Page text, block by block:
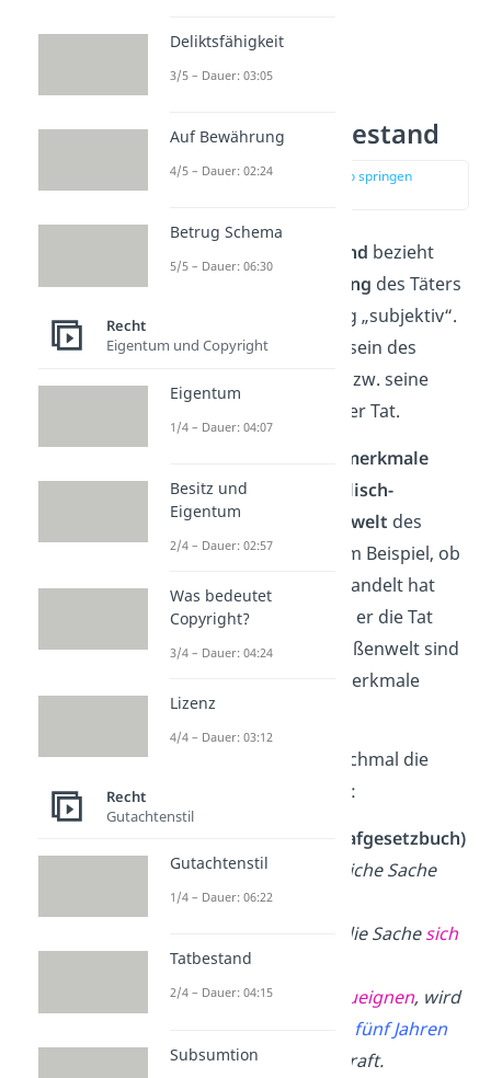
Subjektiver Tatbestand
zur Stelle im Video springen
subjektive Tatbestand bezieht
sich auf die
innere Haltung des Täters
— daher die Bezeichnung „subjektiv“.
Gemeint ist das Bewusstsein des
Täters während der Tat bzw. seine
Einstellung gegenüber der Tat.
Subjektive Tatbestandsmerkmale
beschreiben also die
seelisch-
psychische Vorstellungswelt des
Täters. Hierzu gehört zum Beispiel, ob
der Täter vorsätzlich gehandelt hat
oder mit welcher Absicht er die Tat
begangen hat. Für die Außenwelt sind
subjektive Tatbestandsmerkmale
dahernicht sichtbar
Schau dir als
nochmal die
folgende Rechtsnorm an:
(Strafgesetzbuch)
Wer eine fremde bewegliche Sache
einem anderen
wegnimmt, die Sachesich
oder einem
Drittenrechtswidrig zuzueignen, wird
Freiheitsstrafe bis zu fünf Jahren
oder mit Geldstrafe
bestraft.
Deliktsfähigkeit
3/5 – Dauer: 03:05
Auf Bewährung
4/5 – Dauer: 02:24
Betrug Schema
5/5 – Dauer: 06:30
Recht
Eigentum und Copyright
Eigentum
1/4 – Dauer: 04:07
Besitz und
Eigentum
2/4 – Dauer: 02:57
Was bedeutet
Copyright?
3/4 – Dauer: 04:24
Lizenz
4/4 – Dauer: 03:12
Recht
Gutachtenstil
Gutachtenstil
1/4 – Dauer: 06:22
Tatbestand
2/4 – Dauer: 04:15
Subsumtion